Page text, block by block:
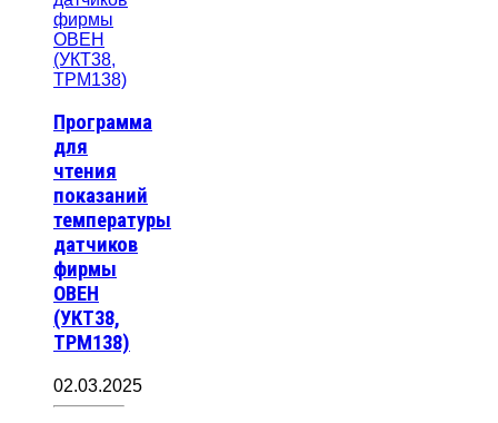
Программа
для
чтения
показаний
температуры
датчиков
фирмы
ОВЕН
(УКТ38,
ТРМ138)
02.03.2025